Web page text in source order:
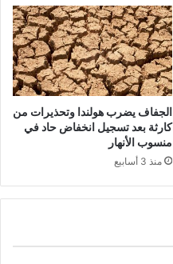
الجفاف يضرب هولندا وتحذيرات من
كارثة بعد تسجيل انخفاض حاد في
منسوب الأنهار
منذ 3 أسابيع